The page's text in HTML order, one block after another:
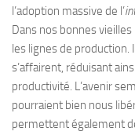
l’adoption massive de l’
Dans nos bonnes
les lignes de
s’affairent, réduisant
productivité. L’avenir
pourraient bien nous
permettent également